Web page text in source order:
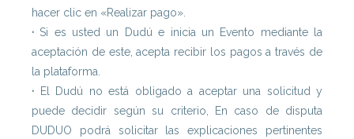
hacer clic en «Realizar pago».
· Si es usted un Dudú e inicia un Evento mediante la
aceptación de este, acepta recibir los pagos a través de
la plataforma.
· El Dudú no está obligado a aceptar una solicitud y
puede decidir según su criterio, En caso de disputa
DUDUO podrá solicitar las explicaciones pertinentes